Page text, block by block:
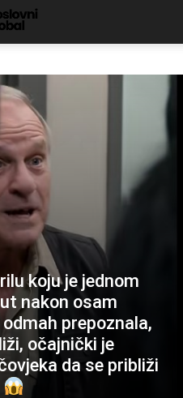
koju je jednom
nakon osam
prepoznala,
očajnički je
da se približi